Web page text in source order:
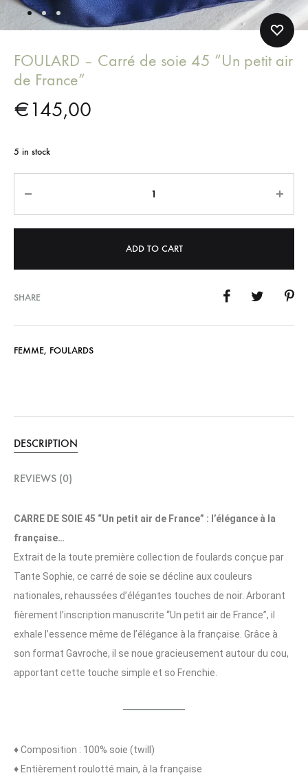
FOULARD – Carré de soie 45 “Un petit air
de France”
€145,00
5 in stock
ADD TO CART
SHARE
FEMME, FOULARDS
DESCRIPTION
REVIEWS (0)
CARRE DE SOIE 45 “Un petit air de France” : l’élégance à la
française…
Extrait de la toute première collection de foulards conçue par
Tante Sophie, ce carré de soie se décline aux couleurs
nationales, rehaussées d’élégantes touches de noir. Arborant
fièrement l’inscription manuscrite “Un petit air de France”, il
exhale l’essence même de l’élégance à la française. Grâce à
son format Gavroche, il se noue gracieusement autour du cou,
apportant cette touche simple et so Frenchie.
♦ Composition : 100% soie (twill)
♦ Entièrement roulotté main, à la française